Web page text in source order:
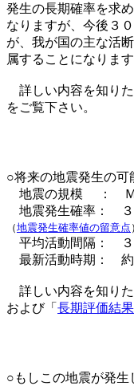
発生の長期確率を求
なりますが、今後３
が、我が国の主な活断
属することになります
詳しい内容を知りた
をご覧下さい。
○将来の地震発生の可
地震の規模 ： Ｍ
地震発生確率：
（地震発生確率値の留意点
平均活動間隔： ３
最新活動時期： 約
詳しい内容を知りた
および「 長期評価結
○もしこの地震が発生